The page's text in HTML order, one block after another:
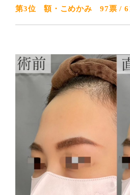
第3位 額・こめかみ 97票 /